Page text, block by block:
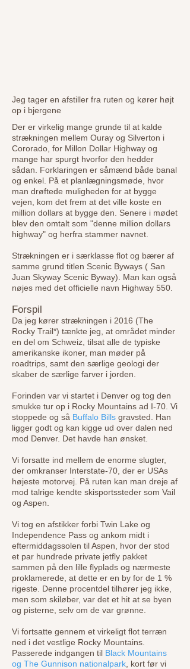
Jeg tager en afstiller fra ruten og kører højt
op i bjergene
Der er virkelig mange grunde til at kalde
strækningen mellem Ouray og Silverton i
Cororado, for Millon Dollar Highway og
mange har spurgt hvorfor den hedder
sådan. Forklaringen er såmænd både banal
og enkel. På et planlægningsmøde, hvor
man drøftede muligheden for at bygge
vejen, kom det frem at det ville koste en
million dollars at bygge den. Senere i mødet
blev den omtalt som "denne million dollars
highway" og herfra stammer navnet.
Strækningen er i særklasse flot og bærer af
samme grund titlen Scenic Byways ( San
Juan Skyway Scenic Byway). Man kan også
nøjes med det officielle navn Highway 550.
Forspil
Da jeg kører strækningen i 2016 (The
Rocky Trail*) tænkte jeg, at området minder
en del om Schweiz, tilsat alle de typiske
amerikanske ikoner, man møder på
roadtrips, samt den særlige geologi der
skaber de særlige farver i jorden.
Forinden var vi startet i Denver og tog den
smukke tur op i Rocky Mountains ad I-70. Vi
stoppede og så Buffalo Bills gravsted. Han
ligger godt og kan kigge ud over dalen ned
mod Denver. Det havde han ønsket.
Vi forsatte ind mellem de enorme slugter,
der omkranser Interstate-70, der er USAs
højeste motorvej. På ruten kan man dreje af
mod talrige kendte skisportssteder som Vail
og Aspen.
Vi tog en afstikker forbi Twin Lake og
Independence Pass og ankom midt i
eftermiddagssolen til Aspen, hvor der stod
et par hundrede private jetfly pakket
sammen på den lille flyplads og nærmeste
proklamerede, at dette er en by for de 1 %
rigeste. Denne procentdel tilhører jeg ikke,
men som skiløber, var det et hit at se byen
og pisterne, selv om de var grønne.
Vi fortsatte gennem et virkeligt flot terræn
ned i det vestlige Rocky Mountains.
Passerede indgangen til Black Mountains
og The Gunnison nationalpark , kort før vi